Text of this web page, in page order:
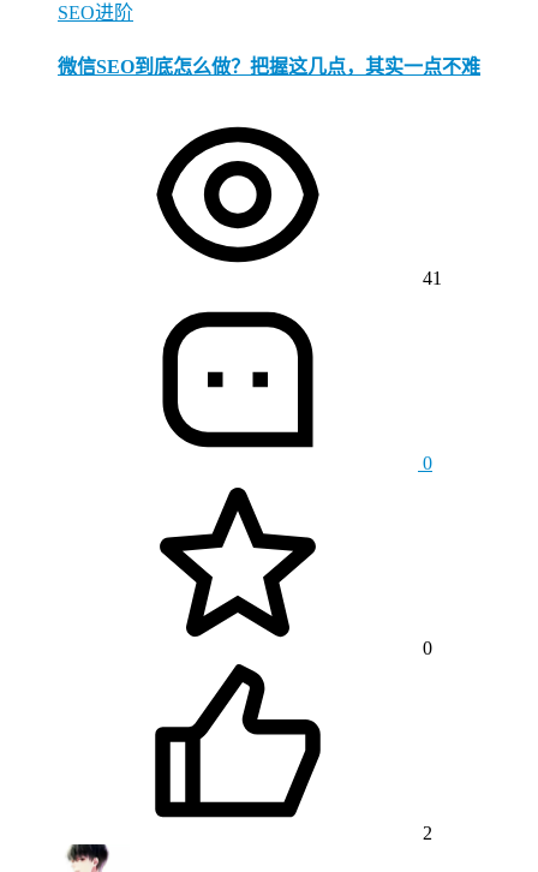
SEO进阶
微信SEO到底怎么做？把握这几点，其实一点不难
41
0
0
2